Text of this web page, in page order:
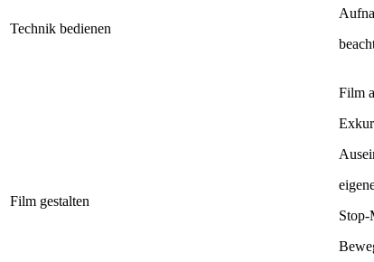
Technik bedienen
Film gestalten
Film